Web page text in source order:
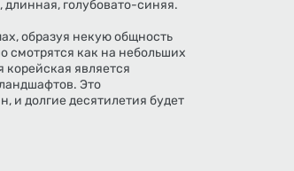
длинная, голубовато-синяя.
образуя некую общность
смотрятся как на небольших
корейская является
Это
и долгие десятилетия будет